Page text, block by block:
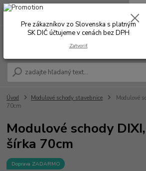
0902 180 499
Úvod Modulové schody stavebnice
Modulové
70cm
Modulové schody
šírka 70cm
Doprava ZADARMO
Pre zákazníkov zo Slovenska s platným
SK DIČ účtujeme v cenách bez DPH
Zatvoriť